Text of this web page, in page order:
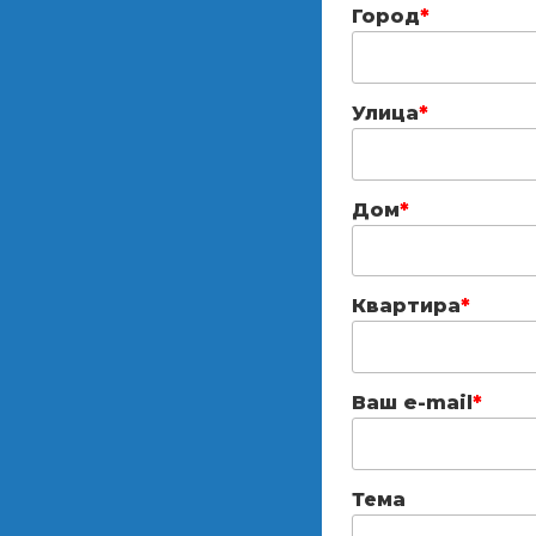
Город*
Улица*
Дом*
Квартира*
Ваш e-mail*
Тема